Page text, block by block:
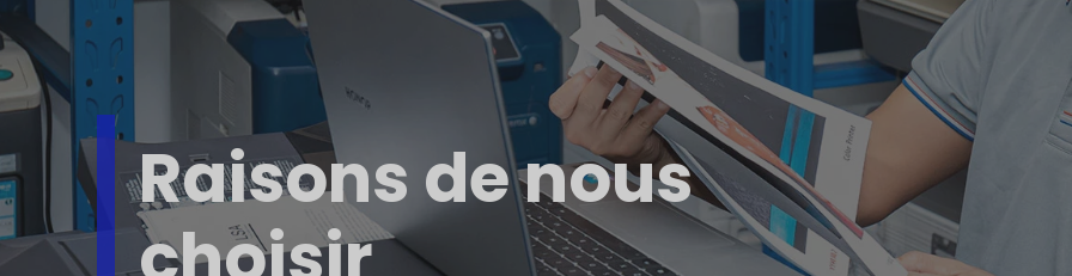
Raisons de nous